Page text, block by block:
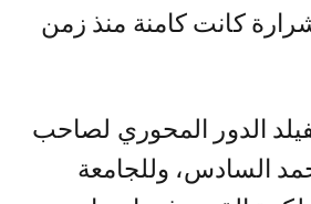
شرارة كانت كامنة منذ زمن
الدور المحوري لصاحب
السادس، وللجامعة